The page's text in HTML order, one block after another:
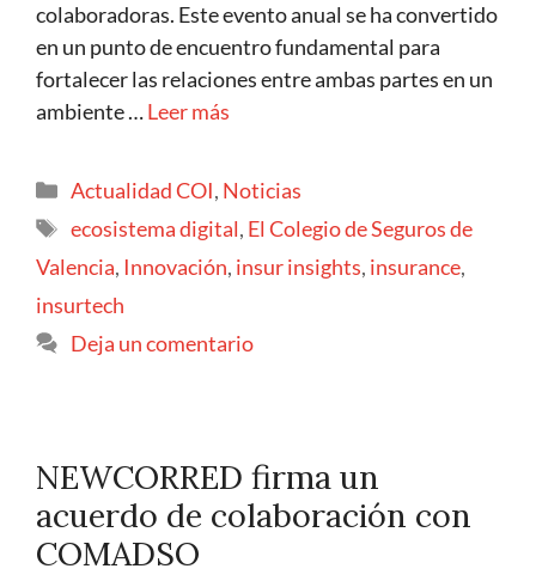
colaboradoras. Este evento anual se ha convertido
en un punto de encuentro fundamental para
fortalecer las relaciones entre ambas partes en un
ambiente …Leer más
Actualidad COI, Noticias
ecosistema digital, El Colegio de Seguros de
Valencia, Innovación, insur insights, insurance,
insurtech
Deja un comentario
NEWCORRED firma un
acuerdo de colaboración con
COMADSO